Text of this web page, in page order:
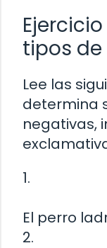
tipos
Lee las
determina
negativas,
1.
El perro
2.